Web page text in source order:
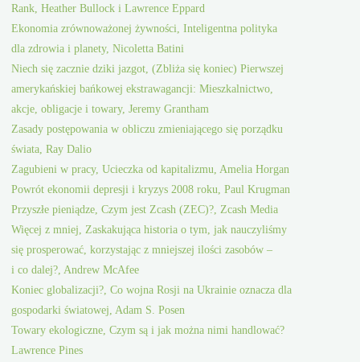
Rank, Heather Bullock i Lawrence Eppard
Ekonomia zrównoważonej żywności, Inteligentna polityka
dla zdrowia i planety, Nicoletta Batini
Niech się zacznie dziki jazgot, (Zbliża się koniec) Pierwszej
amerykańskiej bańkowej ekstrawagancji: Mieszkalnictwo,
akcje, obligacje i towary, Jeremy Grantham
Zasady postępowania w obliczu zmieniającego się porządku
świata, Ray Dalio
Zagubieni w pracy, Ucieczka od kapitalizmu, Amelia Horgan
Powrót ekonomii depresji i kryzys 2008 roku, Paul Krugman
Przyszłe pieniądze, Czym jest Zcash (ZEC)?, Zcash Media
Więcej z mniej, Zaskakująca historia o tym, jak nauczyliśmy
się prosperować, korzystając z mniejszej ilości zasobów –
i co dalej?, Andrew McAfee
Koniec globalizacji?, Co wojna Rosji na Ukrainie oznacza dla
gospodarki światowej, Adam S. Posen
Towary ekologiczne, Czym są i jak można nimi handlować?
Lawrence Pines